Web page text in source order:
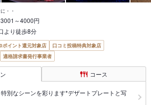
・・
3001～4000円
より徒歩8分
ポイント還元対象店
口コミ投稿特典対象店
適格請求書発行事業者
コース
別なシーンを彩ります*デザートプレートと写